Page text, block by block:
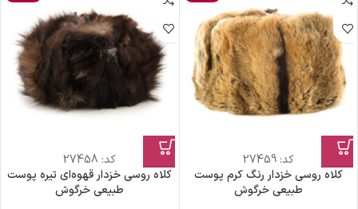
کد:27459
کلاه روسی خزدار رنگ کرم پوست
طبیعی خرگوش
کد: 27458
کلاه روسی خزدار قهوه‌ای تیره پوست
طبیعی خرگوش